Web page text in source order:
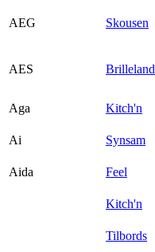
AEG Skousen
AES Brilleland
Aga
Kitch'n
Ai
Synsam
Aida
Feel
Kitch'n
Tilbords